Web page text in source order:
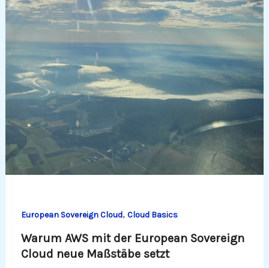
European Sovereign Cloud, Cloud Basics
Warum AWS mit der European Sovereign
Cloud neue Maßstäbe setzt